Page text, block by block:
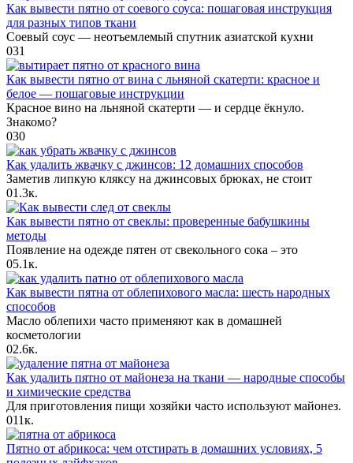
Как вывести пятно от соевого соуса: пошаговая инструкция
для разных типов ткани
Соевый соус — неотъемлемый спутник азиатской кухни
031
Как вывести пятно от вина с льняной скатерти: красное и
белое — пошаговые инструкции
Красное вино на льняной скатерти — и сердце ёкнуло.
Знакомо?
030
Как удалить жвачку с джинсов: 12 домашних способов
Заметив липкую кляксу на джинсовых брюках, не стоит
01.3к.
Как вывести пятно от свеклы: проверенные бабушкины
методы
Появление на одежде пятен от свекольного сока – это
05.1к.
Как вывести пятна от облепихового масла: шесть народных
способов
Масло облепихи часто применяют как в домашней
косметологии
02.6к.
Как удалить пятно от майонеза на ткани — народные способы
и химические средства
Для приготовления пищи хозяйки часто используют майонез.
011к.
Пятно от абрикоса: чем отстирать в домашних условиях, 5